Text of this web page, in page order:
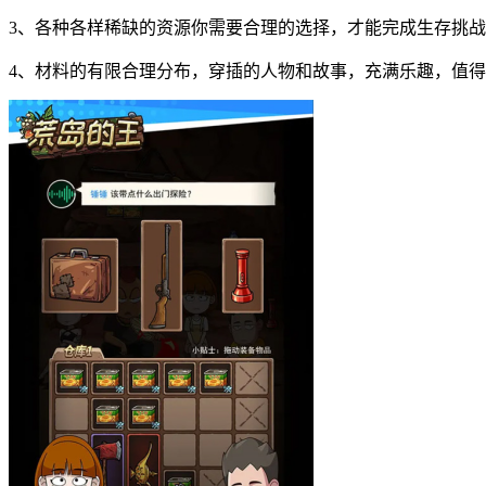
3、各种各样稀缺的资源你需要合理的选择，才能完成生存挑战
4、材料的有限合理分布，穿插的人物和故事，充满乐趣，值得